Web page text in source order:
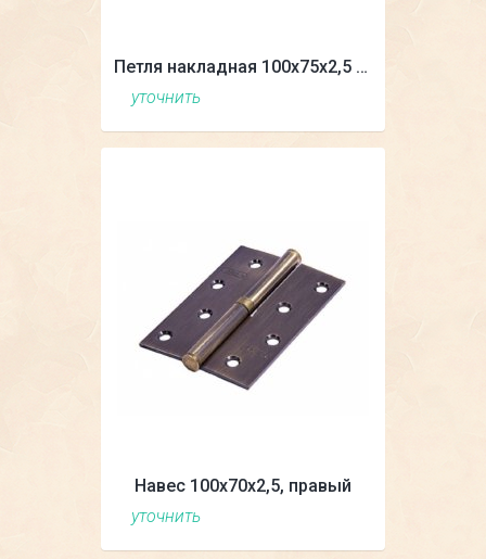
Петля накладная 100х75х2,5 2BB
уточнить
Навес 100х70х2,5, правый
уточнить